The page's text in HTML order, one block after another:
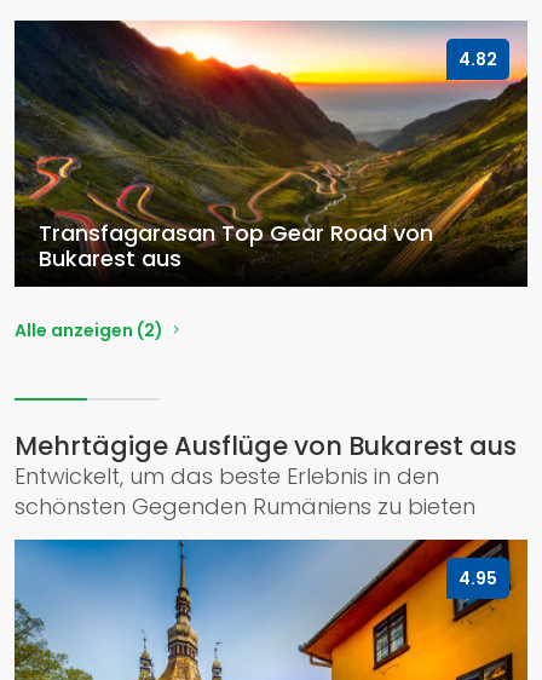
4.82
Transfagarasan Top Gear Road von
Bukarest aus
Alle anzeigen (2)
Mehrtägige Ausflüge von Bukarest aus
Entwickelt, um das beste Erlebnis in den
schönsten Gegenden Rumäniens zu bieten
4.95